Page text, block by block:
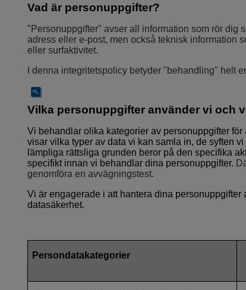
Vad är personuppgifter?
"Personuppgifter" avser all information som rör dig
adress eller e-post, men också teknisk information
eller surfaktivitet.
I denna integritetspolicy betyder "behandling" helt
Vilka personuppgifter använder vi och
Vi behandlar olika kategorier av personuppgifter
visar vilka typer av data vi kan samla in, de syften
lämpliga rättsliga grunden beror på den specifika
specifikt innan vi behandlar dina personuppgifter.
genomföra en avvägningstest.
Vi är engagerade i att hantera dina
datasäkerhet.
Persondatakategorier